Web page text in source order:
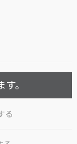
。
る